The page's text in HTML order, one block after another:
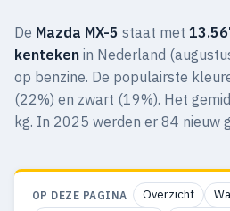
De Mazda MX-5 staat met
kenteken in Nederland
op benzine. De populairste
(22%) en zwart (19%). Het
kg. In 2025 werden er 84 nieuw
OP DEZE PAGINA Overzicht